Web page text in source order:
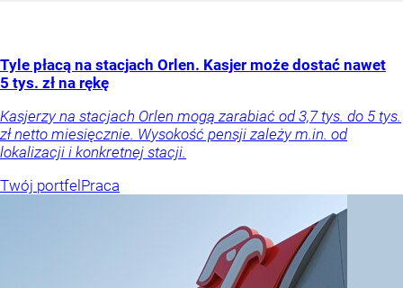
Tyle płacą na stacjach Orlen. Kasjer może dostać nawet
5 tys. zł na rękę
Kasjerzy na stacjach Orlen mogą zarabiać od 3,7 tys. do 5 tys.
zł netto miesięcznie. Wysokość pensji zależy m.in. od
lokalizacji i konkretnej stacji.
Twój portfelPraca